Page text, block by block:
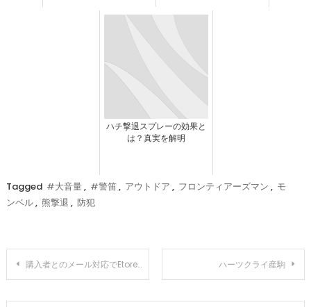
ハチ撃退スプレーの効果と
は？真実を解明
Tagged #大音量, #警笛, アウトドア , フロンティアーズマン , モ
ンベル, 熊撃退 , 防犯
投
稿
購入者とのメール対応でEtorenはどう評価されているのか ハーツクライ産駒